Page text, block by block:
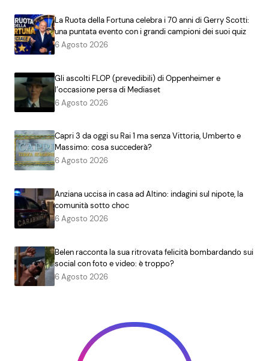
La Ruota della Fortuna celebra i 70 anni di Gerry Scotti:
una puntata evento con i grandi campioni dei suoi quiz
6 Agosto 2026
Gli ascolti FLOP (prevedibili) di Oppenheimer e
l’occasione persa di Mediaset
6 Agosto 2026
Capri 3 da oggi su Rai 1 ma senza Vittoria, Umberto e
Massimo: cosa succederà?
6 Agosto 2026
Anziana uccisa in casa ad Altino: indagini sul nipote, la
comunità sotto choc
6 Agosto 2026
Belen racconta la sua ritrovata felicità bombardando sui
social con foto e video: è troppo?
6 Agosto 2026